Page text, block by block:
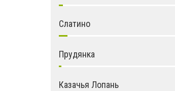
Слатино
Прудянка
Казачья Лопань